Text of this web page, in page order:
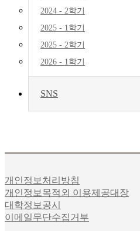
2024 - 2학기
2025 - 1학기
2025 - 2학기
2026 - 1학기
SNS
개인정보처리방침
개인정보목적외 이용제공대장
대학정보공시
이메일무단수집거부